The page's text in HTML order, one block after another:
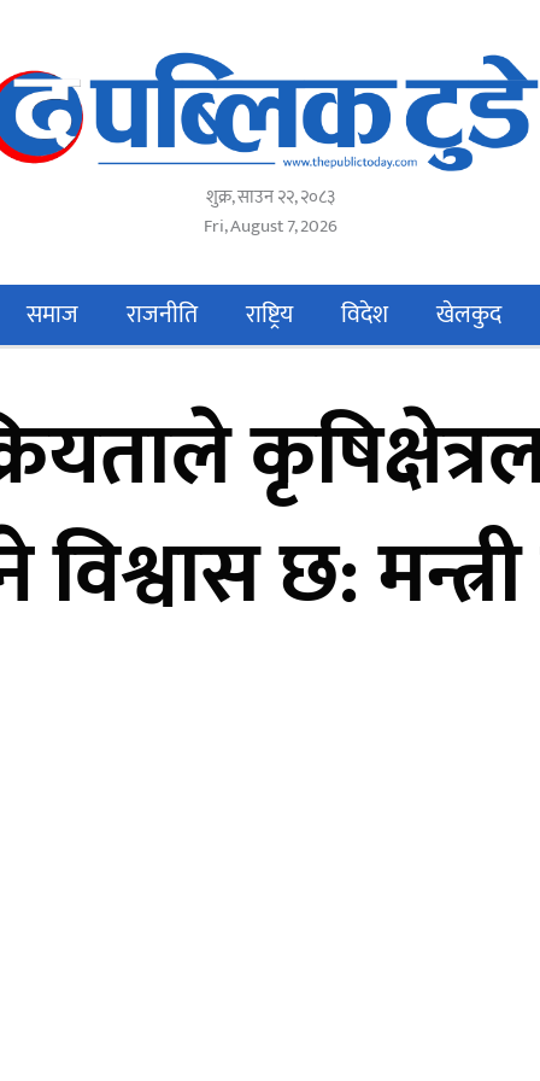
शुक्र, साउन २२, २०८३
Fri, August 7, 2026
समाज राजनीति राष्ट्रिय विदेश खेलकुद
विश्वास छ: